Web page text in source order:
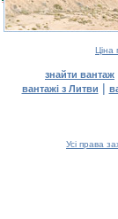
Ціна
знайти вантаж
вантажі з Литви |
Усі права